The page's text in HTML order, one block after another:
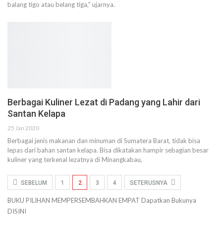
balang tigo atau belang tiga," ujarnya.
Berbagai Kuliner Lezat di Padang yang Lahir dari
Santan Kelapa
25 Jan 2020
Berbagai jenis makanan dan minuman di Sumatera Barat, tidak bisa
lepas dari bahan santan kelapa. Bisa dikatakan hampir sebagian besar
kuliner yang terkenal lezatnya di Minangkabau,
SEBELUM 1 2 3 4 SETERUSNYA
BUKU PILIHAN MEMPERSEMBAHKAN EMPAT Dapatkan Bukunya
DISINI